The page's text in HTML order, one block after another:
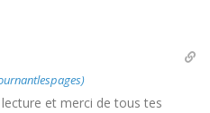
et merci de tous tes